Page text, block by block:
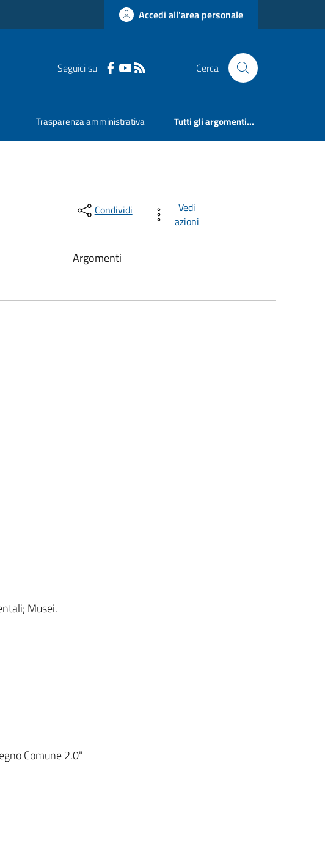
Accedi all'area personale
Seguici su Cerca
Trasparenza amministrativa Tutti gli argomenti...
Condividi
Vedi
azioni
Argomenti
Musei.
Comune 2.0"